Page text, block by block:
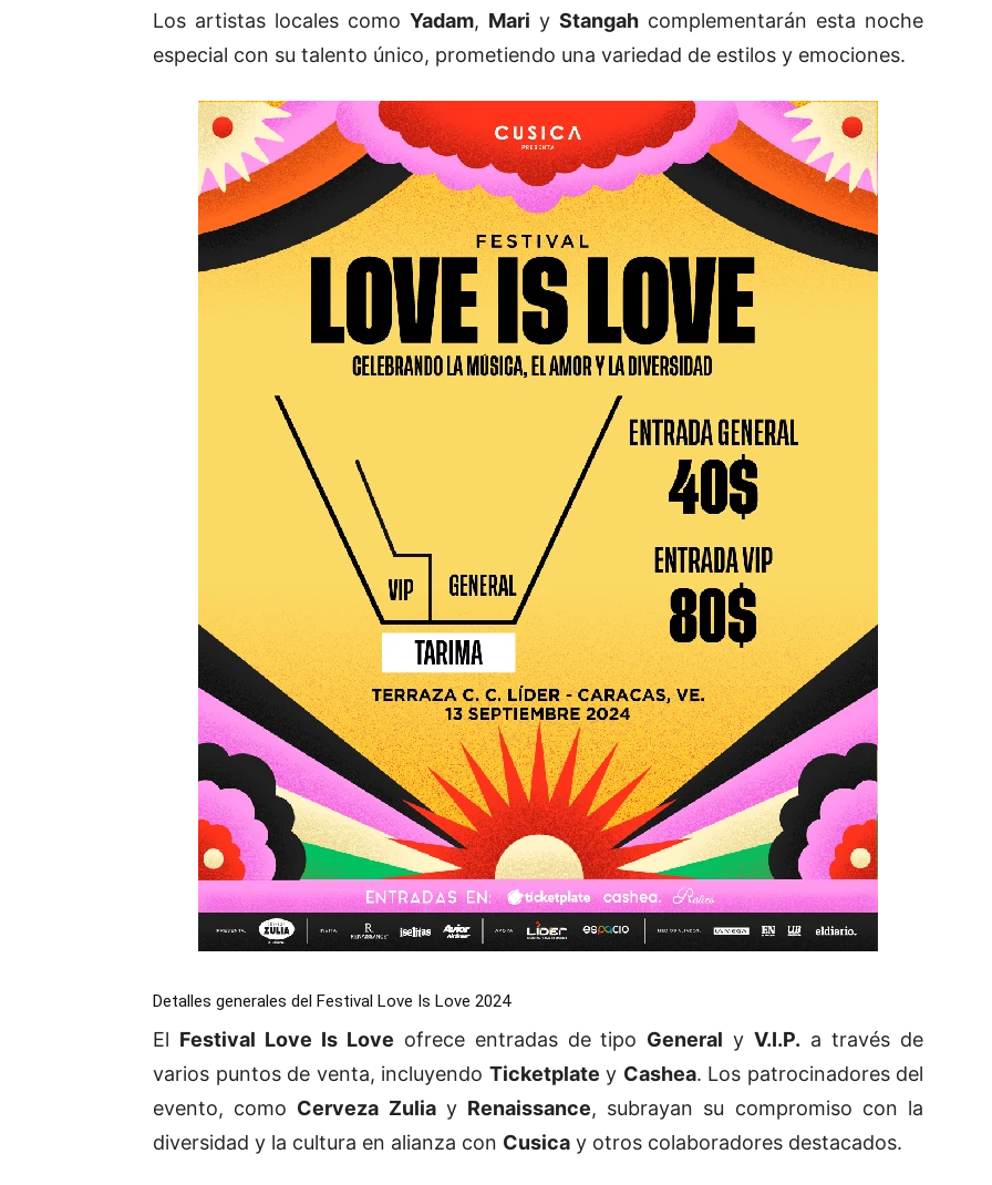
Los artistas locales como Yadam, Mari y Stangah complementarán esta noche
especial con su talento único, prometiendo una variedad de estilos y emociones.
Detalles generales del Festival Love Is Love 2024
El Festival Love Is Love ofrece entradas de tipo General yV.I.P. a través de
varios puntos de venta, incluyendo Ticketplate y Cashea. Los patrocinadores del
evento, como Cerveza Zuliay Renaissance, subrayan su compromiso con la
diversidad y la cultura en alianza con Cusica y otros colaboradores destacados.